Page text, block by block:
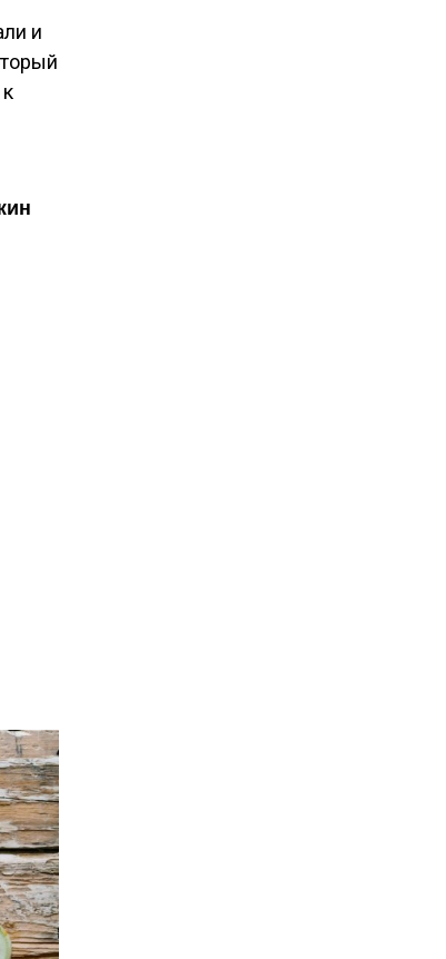
и